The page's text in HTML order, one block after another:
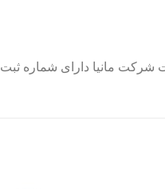
مانیا دارای شماره ثبت